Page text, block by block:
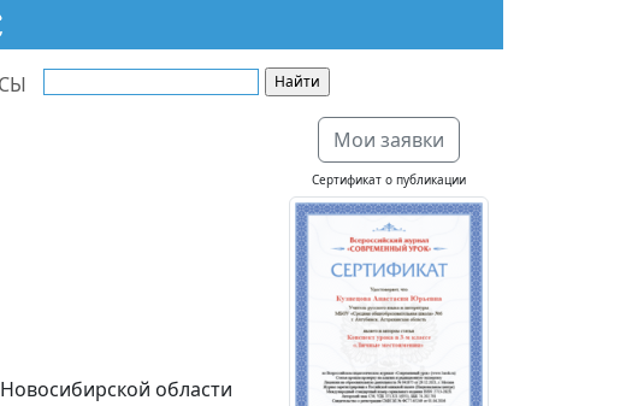
области
Мои заявки
Сертификат о публикации